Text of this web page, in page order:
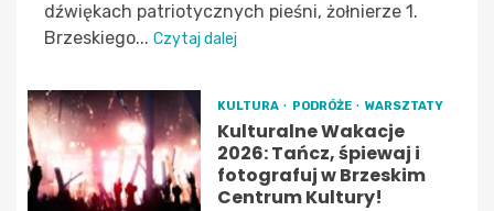
dźwiękach patriotycznych pieśni, żołnierze 1.
Brzeskiego... Czytaj dalej
KULTURA PODRÓŻE WARSZTATY
Kulturalne Wakacje
2026: Tańcz, śpiewaj i
fotografuj w Brzeskim
Centrum Kultury!